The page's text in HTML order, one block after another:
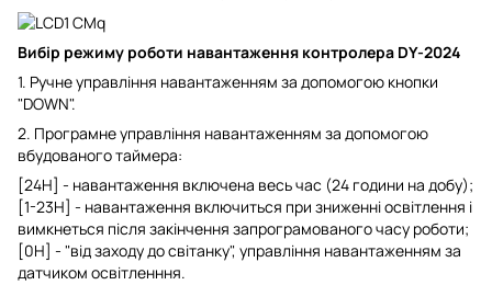
Вибір режиму роботи навантаження контролера DY-2024
1. Ручне управління навантаженням за допомогою кнопки
"DOWN".
2. Програмне управління навантаженням за допомогою
вбудованого таймера:
[24H] - навантаження включена весь час (24 години на добу);
[1-23H] - навантаження включиться при зниженні освітлення і
вимкнеться після закінчення запрограмованого часу роботи;
[0H] - "від заходу до світанку", управління навантаженням за
датчиком освітленння.